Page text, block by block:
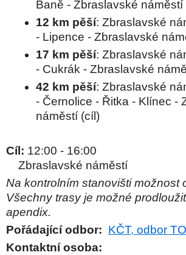
Baně - Zbraslavské náměstí
12 km pěší: Zbraslavské
- Lipence - Zbraslavské
17 km pěší: Zbraslavské
- Cukrák - Zbraslavské
42 km pěší: Zbraslavské
- Černolice - Řitka - Klínec -
náměstí (cíl)
Cíl: 12:00 - 16:00
Zbraslavské náměstí
Na kontrolním stanovišti možnost
Všechny trasy je možné
apendix.
Pořádající odbor: KČT, odbor
Kontaktní osoba: